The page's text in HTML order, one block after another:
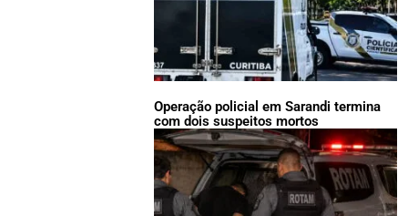
Operação policial em Sarandi termina
com dois suspeitos mortos